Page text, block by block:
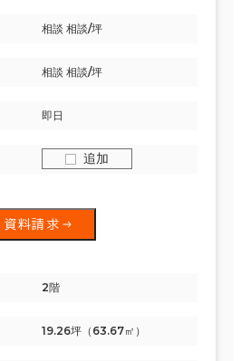
相談 相談/坪
相談 相談/坪
即日
追加
資料請求
2階
19.26坪（63.67㎡）